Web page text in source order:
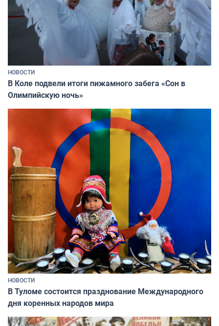
НОВОСТИ
В Коле подвели итоги пижамного забега «Сон в
Олимпийскую ночь»
НОВОСТИ
В Туломе состоится празднование Международного
дня коренных народов мира